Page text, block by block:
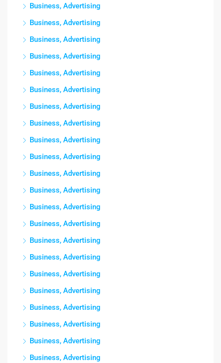
Business, Advertising
Business, Advertising
Business, Advertising
Business, Advertising
Business, Advertising
Business, Advertising
Business, Advertising
Business, Advertising
Business, Advertising
Business, Advertising
Business, Advertising
Business, Advertising
Business, Advertising
Business, Advertising
Business, Advertising
Business, Advertising
Business, Advertising
Business, Advertising
Business, Advertising
Business, Advertising
Business, Advertising
Business, Advertising